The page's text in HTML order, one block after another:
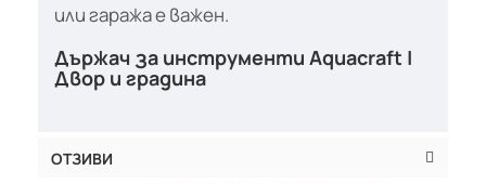
или гаража е важен.
Държач за инструменти Aquacraft |
Двор и градина
ОТЗИВИ